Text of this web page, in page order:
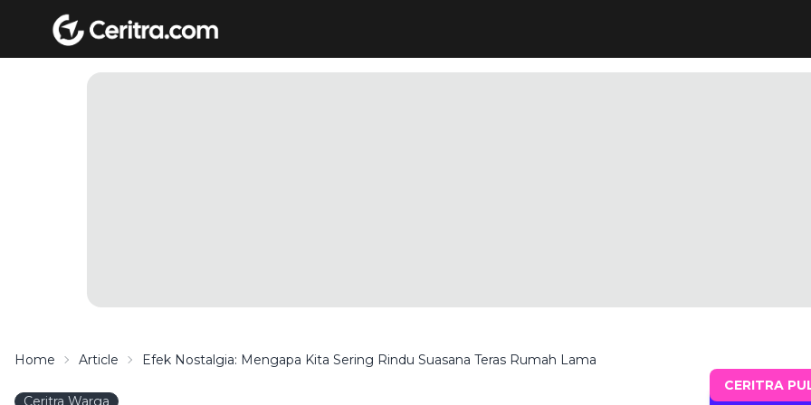
Home Article Efek Nostalgia: Mengapa Kita Sering Rindu Suasana Teras Rumah Lama
Ceritra Warga
CERITRA